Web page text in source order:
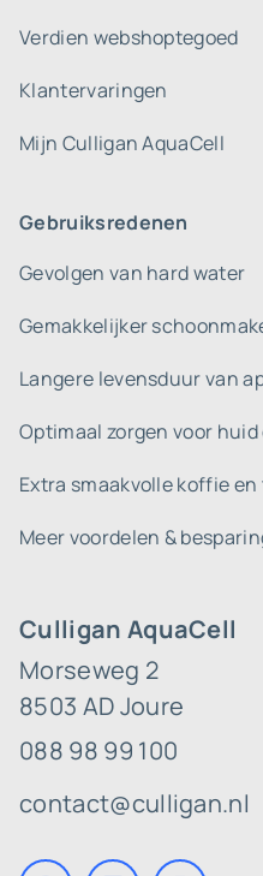
Culligan AquaCell
Morseweg 2
8503 AD Joure
088 98 99 100
contact@culligan.nl
Verdien webshoptegoed
Klantervaringen
Mijn Culligan AquaCell
Gebruiksredenen
Gevolgen van hard water
Gemakkelijker
Langere levensduur van
Optimaal zorgen voor huid
Extra smaakvolle koffie
Meer voordelen &